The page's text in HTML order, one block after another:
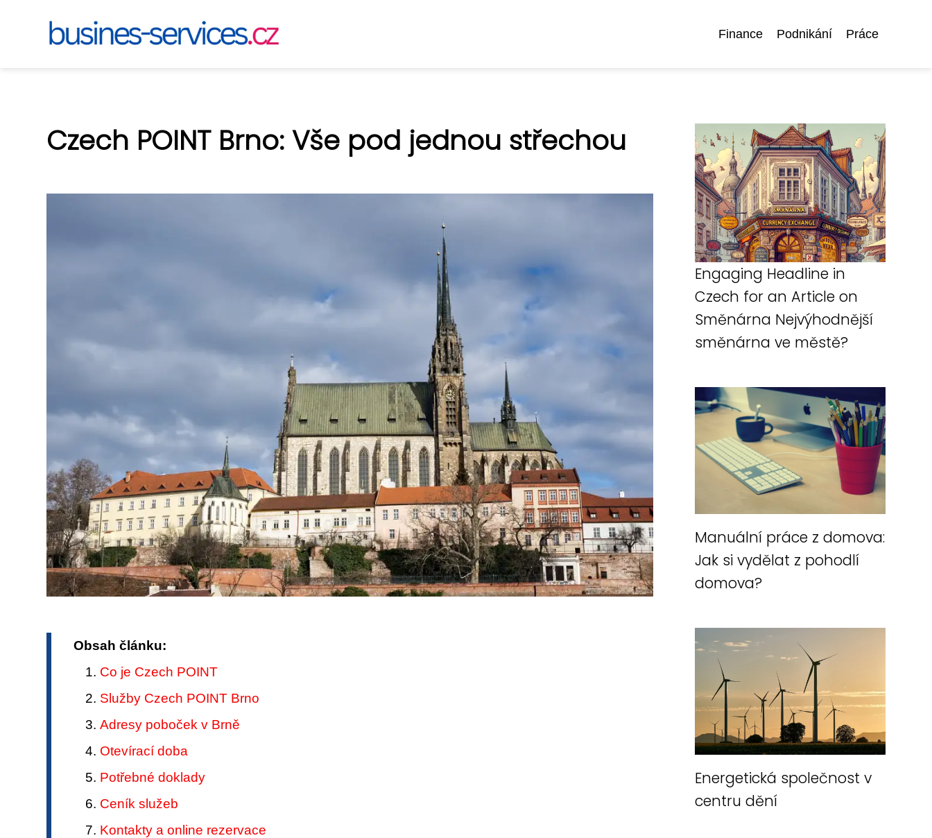
Finance Podnikání Práce
Czech POINT Brno: Vše pod jednou střechou
Obsah článku:
Co je Czech POINT
Služby Czech POINT Brno
Adresy poboček v Brně
Otevírací doba
Potřebné doklady
Ceník služeb
Kontakty a online rezervace
Engaging Headline in
Czech for an Article on
Směnárna Nejvýhodnější
směnárna ve městě?
Manuální práce z domova:
Jak si vydělat z pohodlí
domova?
Energetická společnost v
centru dění